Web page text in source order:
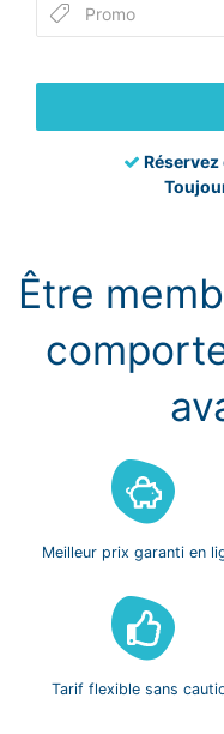
Être
Meilleur prix garanti en
Tarif flexible sans